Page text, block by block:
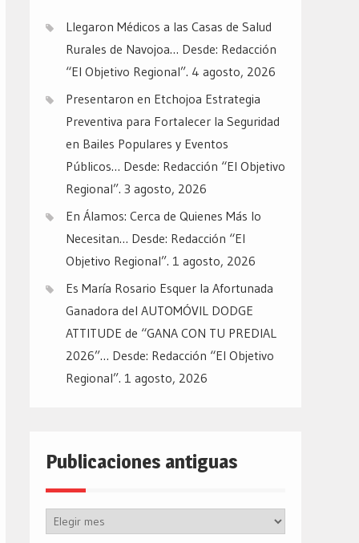
Llegaron Médicos a las Casas de Salud
Rurales de Navojoa… Desde: Redacción
“El Objetivo Regional”. 4 agosto, 2026
Presentaron en Etchojoa Estrategia
Preventiva para Fortalecer la Seguridad
en Bailes Populares y Eventos
Públicos… Desde: Redacción “El Objetivo
Regional”. 3 agosto, 2026
En Álamos: Cerca de Quienes Más lo
Necesitan… Desde: Redacción “El
Objetivo Regional”. 1 agosto, 2026
Es María Rosario Esquer la Afortunada
Ganadora del AUTOMÓVIL DODGE
ATTITUDE de “GANA CON TU PREDIAL
2026”… Desde: Redacción “El Objetivo
Regional”. 1 agosto, 2026
Publicaciones antiguas
Publicaciones